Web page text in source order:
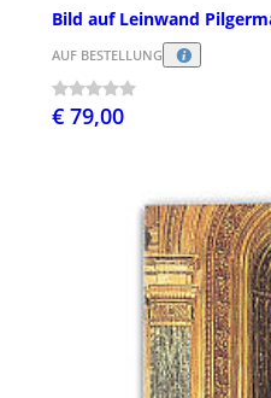
Bild auf Leinwand
AUF BESTELLUNG
€ 79,00